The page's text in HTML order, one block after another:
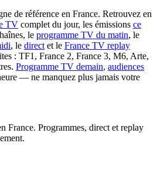
de référence en France. Retrouvez en
TV complet du jour, les émissions ce
le programme TV du matin, le
, le direct et le France TV replay
: TF1, France 2, France 3, M6, Arte,
Programme TV demain, audiences
— ne manquez plus jamais votre
France. Programmes, direct et replay